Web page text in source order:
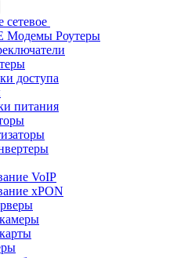
сетевое
Модемы Роутеры
доступа
питания
VoIP
xPON